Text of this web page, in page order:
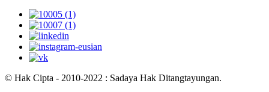
© Hak Cipta - 2010-2022 : Sadaya Hak Ditangtayungan.